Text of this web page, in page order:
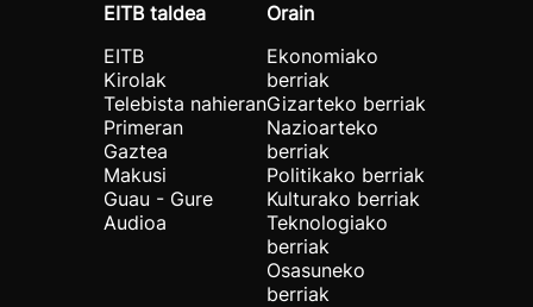
EITB taldea
EITB
Kirolak
Telebista nahieran
Primeran
Gaztea
Makusi
Guau - Gure
Audioa
Orain
Ekonomiako
berriak
Gizarteko berriak
Nazioarteko
berriak
Politikako berriak
Kulturako berriak
Teknologiako
berriak
Osasuneko
berriak